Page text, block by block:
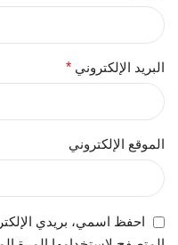
البريد الإلكتروني *
الموقع الإلكتروني
احفظ اسمي، بريدي